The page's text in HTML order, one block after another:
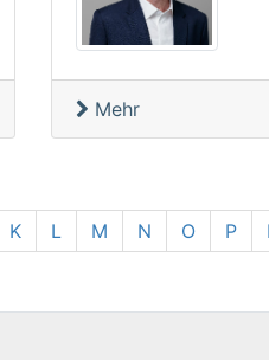
Mehr
K L M N O P